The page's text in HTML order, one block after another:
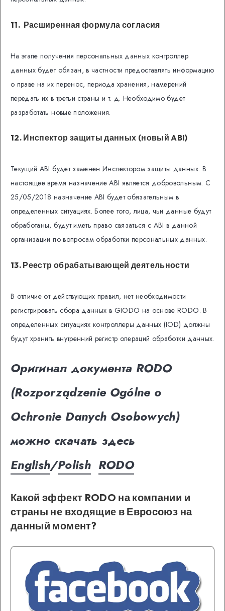
11. Расширенная формула согласия
На этапе получения персональных данных контроллер
данных будет обязан, в частности предоставлять информацию
о праве на их перенос, периода хранения, намерений
передать их в третьи страны и т. д. Необходимо будет
разработать новые положения.
12. Инспектор защиты данных (новый ABI)
Текущий ABI будет заменен Инспектором защиты данных. В
настоящее время назначение ABI является добровольным. С
25/05/2018 назначение ABI будет обязательным в
определенных ситуациях. Более того, лица, чьи данные будут
обработаны, будут иметь право связаться с ABI в данной
организации по вопросам обработки персональных данных.
13. Реестр обрабатывающей деятельности
В отличие от действующих правил, нет необходимости
регистрировать сбора данных в GIODO на основе RODO. В
определенных ситуациях контроллеры данных (IOD) должны
будут хранить внутренний регистр операций обработки данных.
Оригинал документа RODO
(Rozporządzenie Ogólne o
Ochronie Danych Osobowych)
можно скачать здесь
English/Polish RODO
Какой эффект RODO на компании и
страны не входящие в Евросоюз на
данный момент?